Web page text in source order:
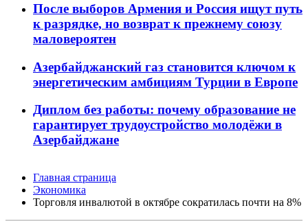
После выборов Армения и Россия ищут путь
к разрядке, но возврат к прежнему союзу
маловероятен
Азербайджанский газ становится ключом к
энергетическим амбициям Турции в Европе
Диплом без работы: почему образование не
гарантирует трудоустройство молодёжи в
Азербайджане
Главная страница
Экономика
Торговля инвалютой в октябре сократилась почти на 8%